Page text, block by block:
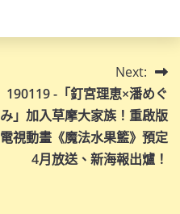
Next:
190119 -「釘宮理恵×潘めぐ
み」加入草摩大家族！重啟版
電視動畫《魔法水果籃》預定
4月放送、新海報出爐！